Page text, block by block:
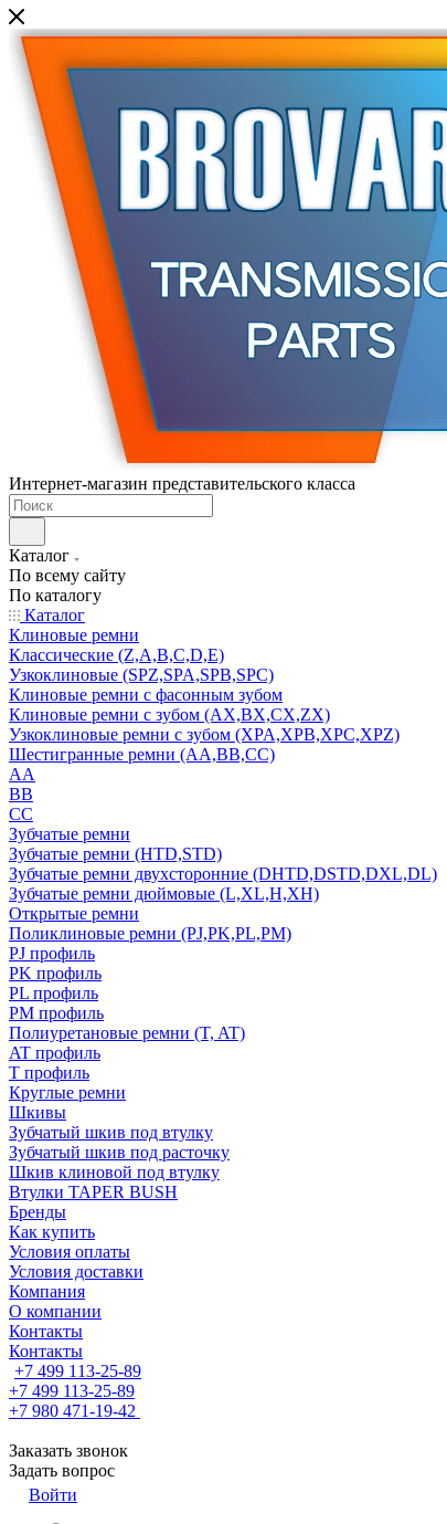
Интернет-магазин представительского класса
Каталог
По всему сайту
По каталогу
Каталог
Клиновые ремни
Классические (Z,A,B,C,D,E)
Узкоклиновые (SPZ,SPA,SPB,SPC)
Клиновые ремни с фасонным зубом
Клиновые ремни с зубом (AX,BX,CX,ZX)
Узкоклиновые ремни с зубом (XPA,XPB,XPC,XPZ)
Шестигранные ремни (AA,BB,CC)
AA
BB
CC
Зубчатые ремни
Зубчатые ремни (HTD,STD)
Зубчатые ремни двухсторонние (DHTD,DSTD,DXL,DL)
Зубчатые ремни дюймовые (L,XL,H,XH)
Открытые ремни
Поликлиновые ремни (PJ,PK,PL,PM)
PJ профиль
PK профиль
PL профиль
PM профиль
Полиуретановые ремни (T, AT)
AT профиль
T профиль
Круглые ремни
Шкивы
Зубчатый шкив под втулку
Зубчатый шкив под расточку
Шкив клиновой под втулку
Втулки TAPER BUSH
Бренды
Как купить
Условия оплаты
Условия доставки
Компания
О компании
Контакты
Контакты
+7 499 113-25-89
+7 499 113-25-89
+7 980 471-19-42
Заказать звонок
Задать вопрос
Войти